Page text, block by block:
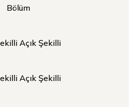
Bölüm
Açık Şekilli
Açık Şekilli